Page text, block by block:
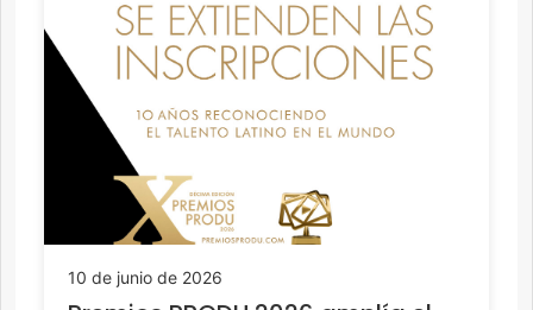
10 de junio de 2026